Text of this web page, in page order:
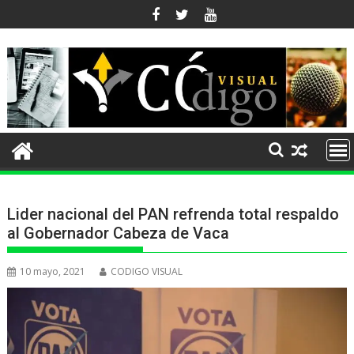
al
contenido
Lider nacional del PAN refrenda total respaldo
al Gobernador Cabeza de Vaca
10 mayo, 2021 CODIGO VISUAL